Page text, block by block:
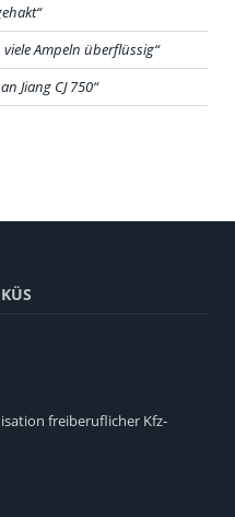
viele Ampeln überflüssig
Jiang CJ 750
freiberuflicher Kfz-